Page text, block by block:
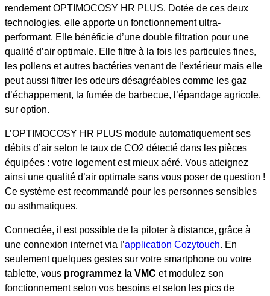
rendement OPTIMOCOSY HR PLUS. Dotée de ces deux
technologies, elle apporte un fonctionnement ultra-
performant. Elle bénéficie d’une double filtration pour une
qualité d’air optimale. Elle filtre à la fois les particules fines,
les pollens et autres bactéries venant de l’extérieur mais elle
peut aussi filtrer les odeurs désagréables comme les gaz
d’échappement, la fumée de barbecue, l’épandage agricole,
sur option.
L’OPTIMOCOSY HR PLUS module automatiquement ses
débits d’air selon le taux de CO2 détecté dans les pièces
équipées : votre logement est mieux aéré. Vous atteignez
ainsi une qualité d’air optimale sans vous poser de question !
Ce système est recommandé pour les personnes sensibles
ou asthmatiques.
Connectée, il est possible de la piloter à distance, grâce à
une connexion internet via l’application Cozytouch. En
seulement quelques gestes sur votre smartphone ou votre
tablette, vous programmez la VMC et modulez son
fonctionnement selon vos besoins et selon les pics de